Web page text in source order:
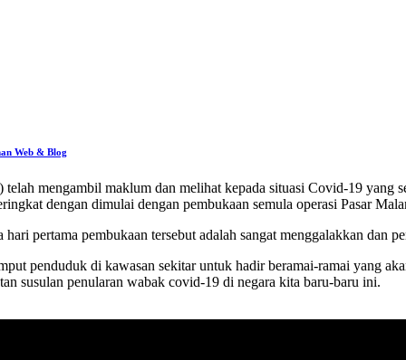
Web & Blog
mengambil maklum dan melihat kepada situasi Covid-19 yang
dengan dimulai dengan pembukaan semula operasi Pasar
pertama pembukaan tersebut adalah sangat menggalakkan dan
penduduk di kawasan sekitar untuk hadir beramai-ramai yang
susulan penularan wabak covid-19 di negara kita baru-baru ini.